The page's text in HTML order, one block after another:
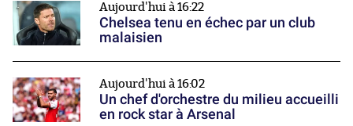
Aujourd'hui à 16:22
Chelsea tenu en échec par un club
malaisien
Aujourd'hui à 16:02
Un chef d'orchestre du milieu accueilli
en rock star à Arsenal